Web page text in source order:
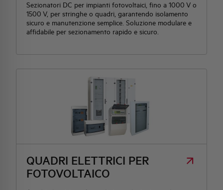
Sezionatori DC per impianti fotovoltaici, fino a 1000 V o
1500 V, per stringhe o quadri, garantendo isolamento
sicuro e manutenzione semplice. Soluzione modulare e
affidabile per sezionamento rapido e sicuro.
QUADRI ELETTRICI PER
FOTOVOLTAICO